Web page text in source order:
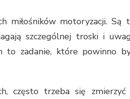
miłośników motoryzacji. Są
szczególnej troski i
to zadanie, które powinno
często trzeba się zmierzyć